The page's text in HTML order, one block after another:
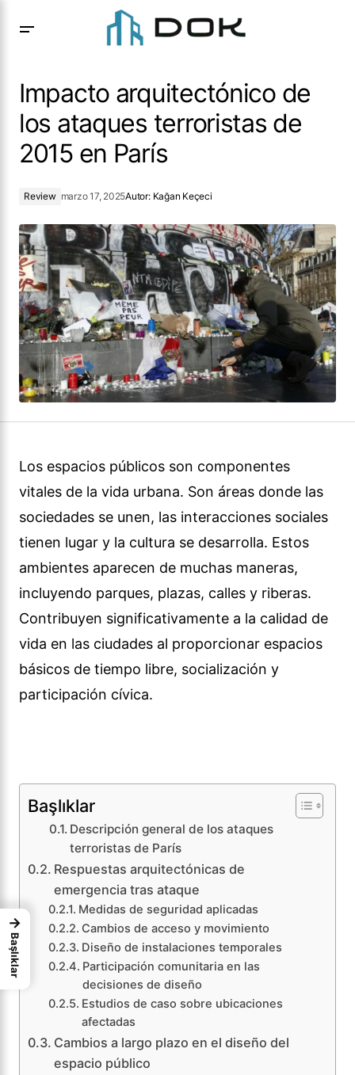
Impacto arquitectónico de
los ataques terroristas de
2015 en París
Review marzo 17, 2025Autor: Kağan Keçeci
Los espacios públicos son componentes
vitales de la vida urbana. Son áreas donde las
sociedades se unen, las interacciones sociales
tienen lugar y la cultura se desarrolla. Estos
ambientes aparecen de muchas maneras,
incluyendo parques, plazas, calles y riberas.
Contribuyen significativamente a la calidad de
vida en las ciudades al proporcionar espacios
básicos de tiempo libre, socialización y
participación cívica.
Başlıklar
Descripción general de los ataques
terroristas de París
Respuestas arquitectónicas de
emergencia tras ataque
Medidas de seguridad aplicadas
Cambios de acceso y movimiento
Diseño de instalaciones temporales
Participación comunitaria en las
decisiones de diseño
Estudios de caso sobre ubicaciones
afectadas
Cambios a largo plazo en el diseño del
espacio público
→
Başlıklar